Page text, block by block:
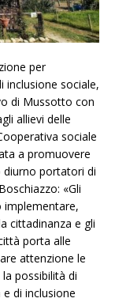
per
inclusione sociale,
di Mussotto con
allievi delle
sociale
a promuovere
portatori di
«Gli
cittadinanza e gli
porta alle
attenzione le
possibilità di
di inclusione